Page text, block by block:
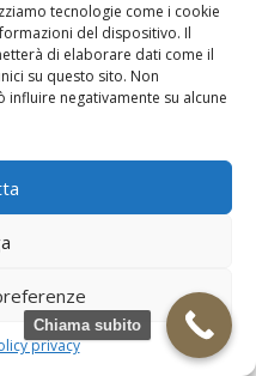
tecnologie come i cookie
del dispositivo. Il
di elaborare dati come il
su questo sito. Non
negativamente su alcune
privacy
cloud
Chiama subito